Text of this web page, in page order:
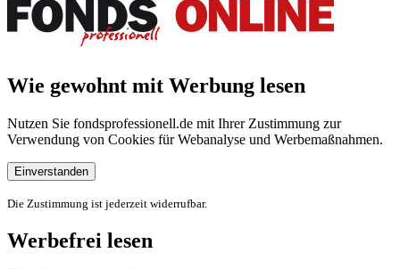
Wie gewohnt mit Werbung lesen
Nutzen Sie fondsprofessionell.de mit Ihrer Zustimmung zur
Verwendung von Cookies für Webanalyse und Werbemaßnahmen.
Einverstanden
Die Zustimmung ist jederzeit widerrufbar.
Werbefrei lesen